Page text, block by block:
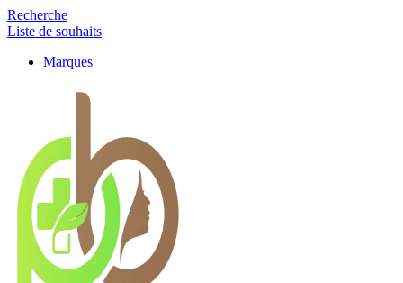
Recherche
Liste de souhaits
Marques